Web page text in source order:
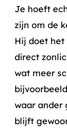
Je hoeft
zijn om de
Hij doet het
direct
wat meer
waar ander
blijft